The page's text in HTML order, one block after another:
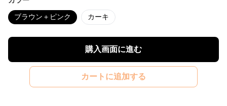
ブラウン＋ピンク カーキ
購入画面に進む
カートに追加する